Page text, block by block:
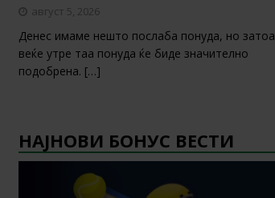
август 5, 2026
Денес имаме нешто послаба понуда, но затоа
веќе утре таа понуда ќе биде значително
подобрена. […]
НАЈНОВИ БОНУС ВЕСТИ